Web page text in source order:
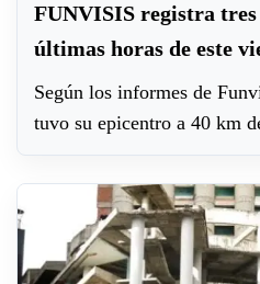
FUNVISIS registra tres
últimas horas de este
Según los informes de
tuvo su epicentro a 40 km